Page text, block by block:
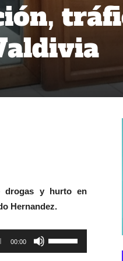
drogas y hurto en
Hernandez.
00:00
las